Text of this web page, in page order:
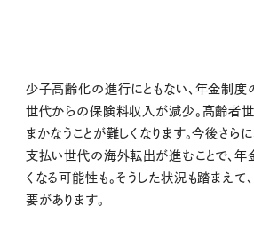
少子高齢化の進行にともない、年金制度
世代からの保険料収入が減少。高齢者
まかなうことが難しくなります。今後さら
支払い世代の海外転出が進むことで、
くなる可能性も。そうした状況も踏まえて
要があります。